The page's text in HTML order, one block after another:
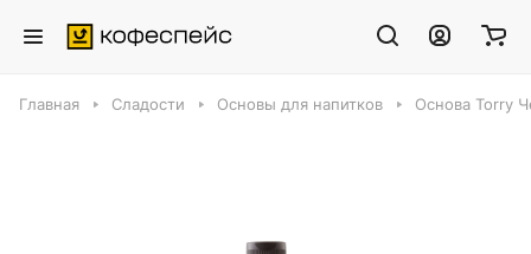
Главная Сладости Основы для напитков Основа Torry